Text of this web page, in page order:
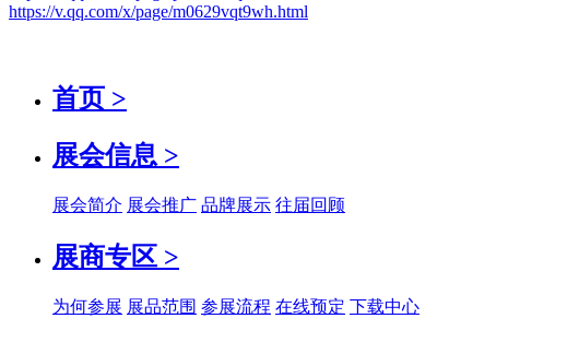
https://v.qq.com/x/page/m0629vqt9wh.html
首页 >
展会信息 >
展会简介 展会推广 品牌展示 往届回顾
展商专区 >
为何参展 展品范围 参展流程 在线预定 下载中心